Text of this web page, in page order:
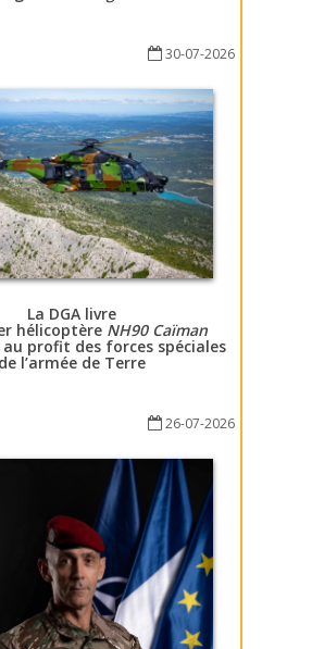
30-07-2026
La DGA livre
hélicoptère NH90 Caïman
profit des forces spéciales
de l’armée de Terre
26-07-2026